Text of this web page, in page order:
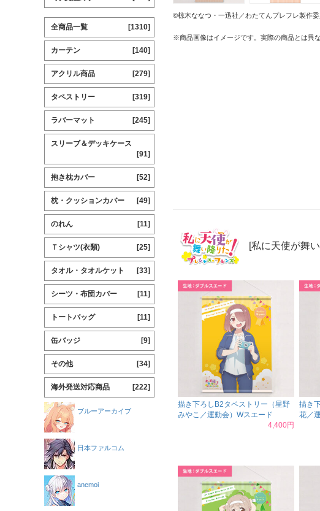
©椋木ななつ・一迅社／わたてんプレフレ製作
※商品画像はイメージです。実際の商品とは異
[私に天使が舞
描き下ろしB2タペストリー（星野
みやこ／運動会）Wスエード
4,400円
描き
花／
全商品一覧 [1310]
カーテン [140]
アクリル商品 [279]
タペストリー [319]
ラバーマット [245]
スリーブ＆デッキケース
[91]
抱き枕カバー [52]
枕・クッションカバー [49]
のれん [11]
Ｔシャツ(衣類) [25]
タオル・タオルケット [33]
シーツ・布団カバー [11]
トートバッグ [11]
缶バッジ [9]
その他 [34]
海外発送対応商品 [222]
ブルーアーカイブ
日本ファルコム
anemoi